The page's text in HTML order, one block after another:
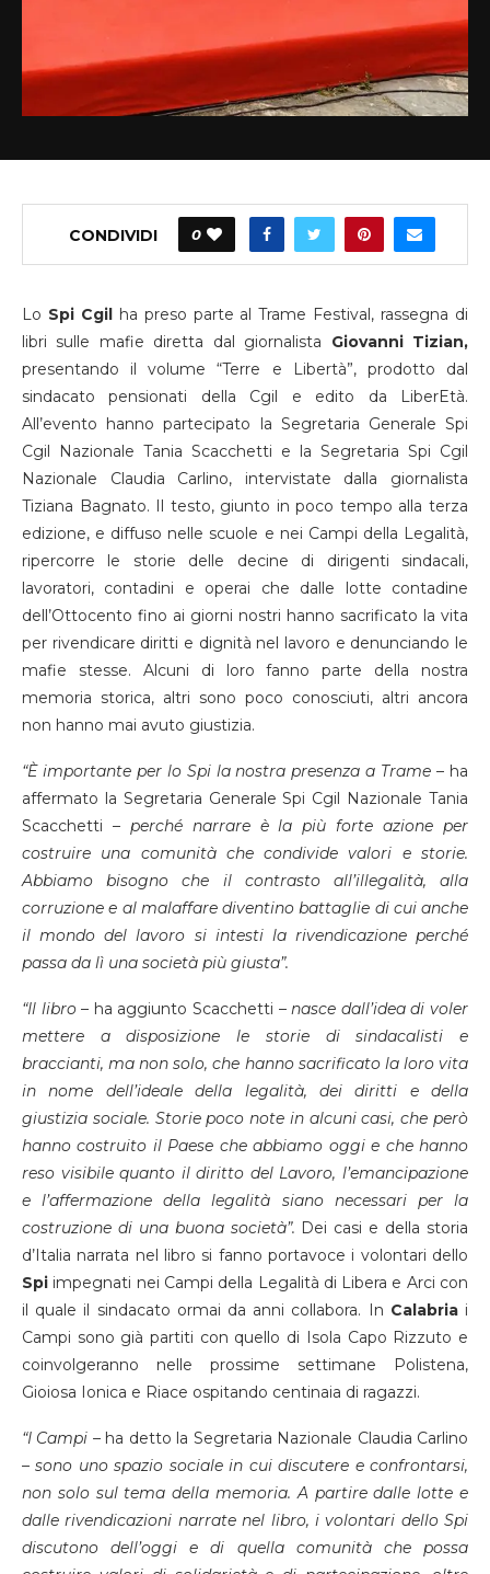
CONDIVIDI 0
Lo Spi Cgilha preso parte al Trame Festival, rassegna di
libri sulle mafie diretta dal giornalista Giovanni Tizian,
presentando il volume “Terre e Libertà”, prodotto dal
sindacato pensionati della Cgil e edito da LiberEtà.
All’evento hanno partecipato la Segretaria Generale Spi
Cgil Nazionale Tania Scacchetti e la Segretaria Spi Cgil
Nazionale Claudia Carlino, intervistate dalla giornalista
Tiziana Bagnato. Il testo, giunto in poco tempo alla terza
edizione, e diffuso nelle scuole e nei Campi della Legalità,
ripercorre le storie delle decine di dirigenti sindacali,
lavoratori, contadini e operai che dalle lotte contadine
dell’Ottocento fino ai giorni nostri hanno sacrificato la vita
per rivendicare diritti e dignità nel lavoro e denunciando le
mafie stesse. Alcuni di loro fanno parte della nostra
memoria storica, altri sono poco conosciuti, altri ancora
non hanno mai avuto giustizia.
“È importante per lo Spi la nostra presenza a Trame – ha
affermato la Segretaria Generale Spi Cgil Nazionale Tania
Scacchetti – perché narrare è la più forte azione per
costruire una comunità che condivide valori e storie.
Abbiamo bisogno che il contrasto all’illegalità, alla
corruzione e al malaffare diventino battaglie di cui anche
il mondo del lavoro si intesti la rivendicazione perché
passa da lì una società più giusta”.
“Il libro– ha aggiunto Scacchetti –nasce dall’idea di voler
mettere a disposizione le storie di sindacalisti e
braccianti, ma non solo, che hanno sacrificato la loro vita
in nome dell’ideale della legalità, dei diritti e della
giustizia sociale. Storie poco note in alcuni casi, che però
hanno costruito il Paese che abbiamo oggi e che hanno
reso visibile quanto il diritto del Lavoro, l’emancipazione
e l’affermazione della legalità siano necessari per la
costruzione di una buona società”. Dei casi e della storia
d’Italia narrata nel libro si fanno portavoce i volontari dello
Spi impegnati nei Campi della Legalità di Libera e Arci con
il quale il sindacato ormai da anni collabora. In Calabriai
Campi sono già partiti con quello di Isola Capo Rizzuto e
coinvolgeranno nelle prossime settimane Polistena,
Gioiosa Ionica e Riace ospitando centinaia di ragazzi.
“I Campi –ha detto la Segretaria Nazionale Claudia Carlino
–sono uno spazio sociale in cui discutere e confrontarsi,
non solo sul tema della memoria. A partire dalle lotte e
dalle rivendicazioni narrate nel libro, i volontari dello Spi
discutono dell’oggi e di quella comunità che possa